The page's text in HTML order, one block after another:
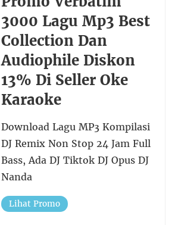
3000 Lagu Mp3 Best
Collection Dan
Audiophile Diskon
13% Di Seller Oke
Karaoke
Download Lagu MP3 Kompilasi
DJ Remix Non Stop 24 Jam Full
Bass, Ada DJ Tiktok DJ Opus DJ
Nanda
Lihat Promo